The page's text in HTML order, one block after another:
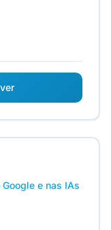
e nas IAs